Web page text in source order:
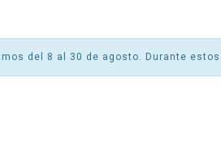
del 8 al 30 de agosto. Durante